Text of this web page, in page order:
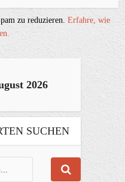
zu reduzieren.Erfahre, wie
2026
SUCHEN